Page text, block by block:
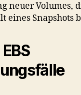
neuer Volumes,
eines Snapshots